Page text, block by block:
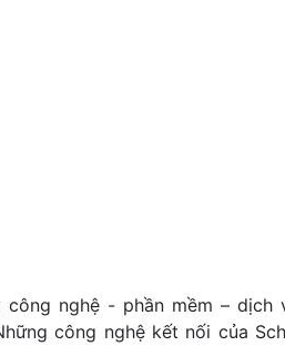
nghệ - phần mềm – dịch
công nghệ kết nối của